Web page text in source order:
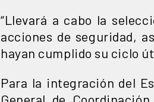
“Llevará a cabo la
acciones de seguridad,
hayan cumplido su ciclo
Para la integración del
General de